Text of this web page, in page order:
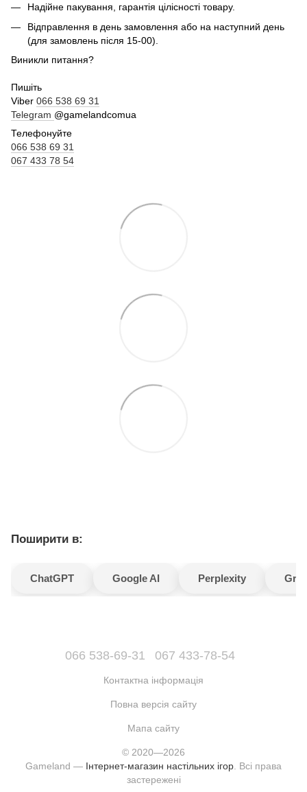
Надійне пакування, гарантія цілісності товару.
Відправлення в день замовлення або на наступний день
(для замовлень після 15-00).
Виникли питання?
Пишіть
Viber 066 538 69 31
Telegram @gamelandcomua
Телефонуйте
066 538 69 31
067 433 78 54
Поширити в:
ChatGPT Google AI Perplexity
066 538-69-31 067 433-78-54
Контактна інформація
Повна версія сайту
Мапа сайту
© 2020—2026
Gameland — Інтернет-магазин настільних ігор . Всі права
застережені